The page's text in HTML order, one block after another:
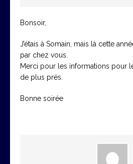
Bonsoir,
J’étais à Somain, mais là cette
par chez vous.
Merci pour les informations pour
de plus prés.
Bonne soirée